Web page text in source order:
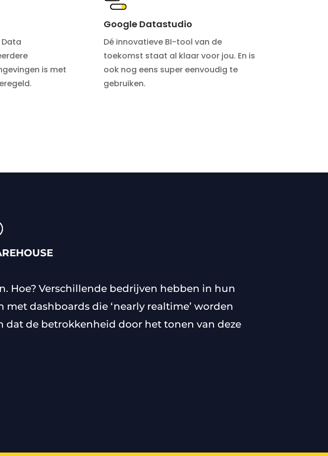
is met
Google Datastudio
Dé innovatieve BI-tool van de
toekomst staat al klaar voor jou. En is
ook nog eens super eenvoudig te
gebruiken.
Hoe? Verschillende bedrijven hebben in hun
dashboards die ‘nearly realtime’ worden
dat de betrokkenheid door het tonen van deze